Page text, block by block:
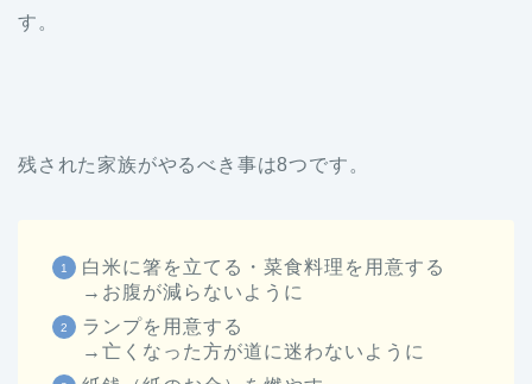
す。
残された家族がやるべき事は8つです。
白米に箸を立てる・菜食料理を用意する
→お腹が減らないように
ランプを用意する
→亡くなった方が道に迷わないように